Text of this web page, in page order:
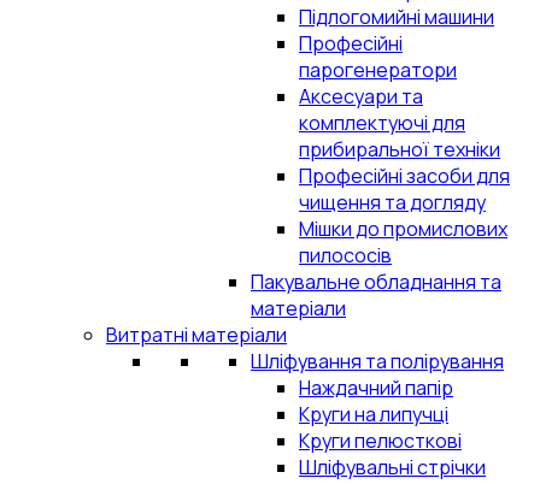
Підлогомийні машини
Професійні
парогенератори
Аксесуари та
комплектуючі для
прибиральної техніки
Професійні засоби для
чищення та догляду
Мішки до промислових
пилососів
Пакувальне обладнання та
матеріали
Витратні матеріали
Шліфування та полірування
Наждачний папір
Круги на липучці
Круги пелюсткові
Шліфувальні стрічки